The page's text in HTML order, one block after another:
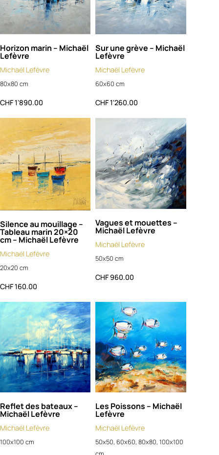
Horizon marin – Michaël
Lefèvre
Michaël Lefèvre
80x80 cm
CHF1'890.00
Sur une grève – Michaël
Lefèvre
Michaël Lefèvre
60x60 cm
CHF1'260.00
Silence au mouillage –
Tableau marin 20×20
cm – Michaël Lefèvre
Michaël Lefèvre
20x20 cm
CHF160.00
Vagues et mouettes –
Michaël Lefèvre
Michaël Lefèvre
50x50 cm
CHF 960.00
Reflet des bateaux –
Michaël Lefèvre
Michaël Lefèvre
100x100 cm
Les Poissons – Michaël
Lefèvre
Michaël Lefèvre
50x50, 60x60, 80x80, 100x100